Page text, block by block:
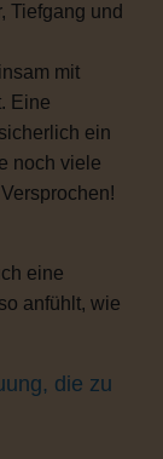
Tiefgang und
mit
Eine
ein
noch viele
eine
anfühlt, wie
die zu